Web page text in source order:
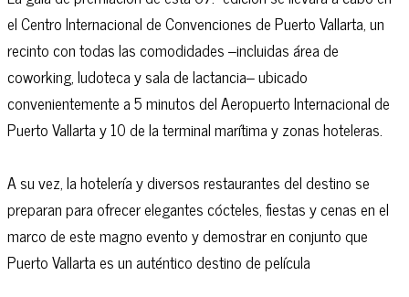
el Centro Internacional de Convenciones de Puerto Vallarta, un
recinto con todas las comodidades –incluidas área de
coworking, ludoteca y sala de lactancia– ubicado
convenientemente a 5 minutos del Aeropuerto Internacional de
Puerto Vallarta y 10 de la terminal marítima y zonas hoteleras.
A su vez, la hotelería y diversos restaurantes del destino se
preparan para ofrecer elegantes cócteles, fiestas y cenas en el
marco de este magno evento y demostrar en conjunto que
Puerto Vallarta es un auténtico destino de película